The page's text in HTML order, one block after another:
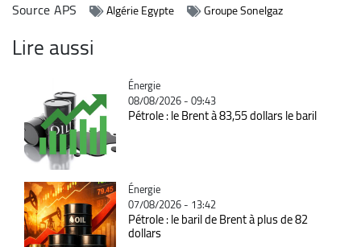
SourceAPS Algérie Egypte Groupe Sonelgaz
Lire aussi
Catégorie
Énergie
08/08/2026 - 09:43
Pétrole : le Brent à 83,55 dollars le baril
Catégorie
Énergie
07/08/2026 - 13:42
Pétrole : le baril de Brent à plus de 82
dollars